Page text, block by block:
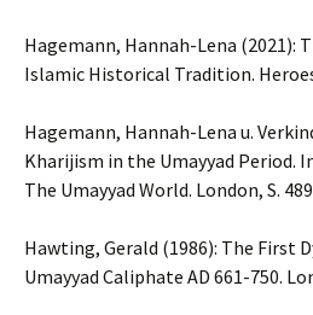
Hagemann, Hannah-Lena (2021):
Islamic Historical Tradition.
Hagemann, Hannah-Lena u.
Kharijism in the Umayyad Period.
The Umayyad World. London, S.
Hawting, Gerald (1986): The First
Umayyad Caliphate AD 661-750.